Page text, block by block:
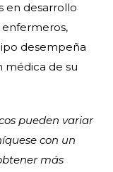
en desarrollo
desempeña
de su
pueden variar
con un
más